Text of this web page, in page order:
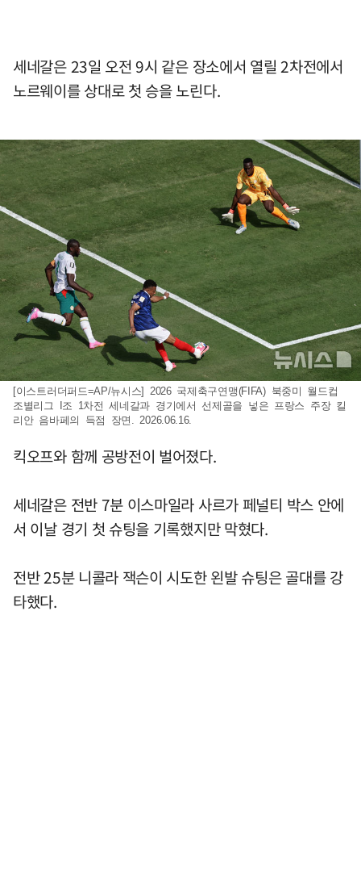
세네갈은 23일 오전 9시 같은 장소에서 열릴 2차전에서
노르웨이를 상대로 첫 승을 노린다.
[이스트러더퍼드=AP/뉴시스] 2026 국제축구연맹(FIFA) 북중미 월드컵
조별리그 I조 1차전 세네갈과 경기에서 선제골을 넣은 프랑스 주장 킬
리안 음바페의 득점 장면. 2026.06.16.
킥오프와 함께 공방전이 벌어졌다.
세네갈은 전반 7분 이스마일라 사르가 페널티 박스 안에
서 이날 경기 첫 슈팅을 기록했지만 막혔다.
전반 25분 니콜라 잭슨이 시도한 왼발 슈팅은 골대를 강
타했다.